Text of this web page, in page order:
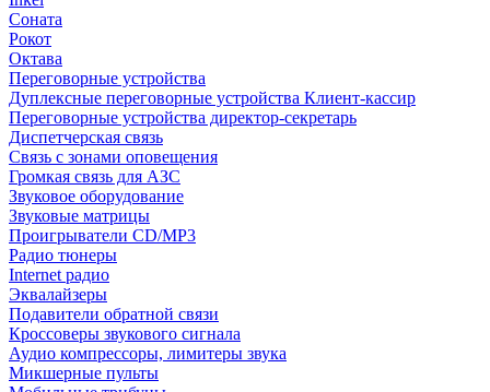
Соната
Рокот
Октава
Переговорные устройства
Дуплексные переговорные устройства Клиент-кассир
Переговорные устройства директор-секретарь
Диспетчерская связь
Связь с зонами оповещения
Громкая связь для АЗС
Звуковое оборудование
Звуковые матрицы
Проигрыватели CD/MP3
Радио тюнеры
Internet радио
Эквалайзеры
Подавители обратной связи
Кроссоверы звукового сигнала
Аудио компрессоры, лимитеры звука
Микшерные пульты